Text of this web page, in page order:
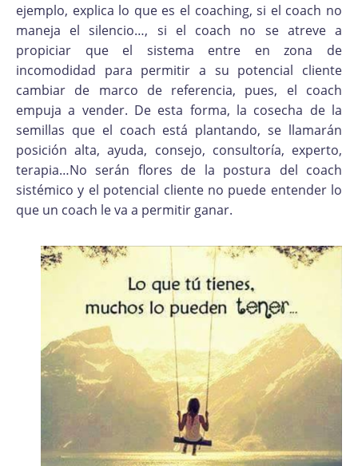
ejemplo, explica lo que es el coaching, si el coach no
maneja el silencio…, si el coach no se atreve a
propiciar que el sistema entre en zona de
incomodidad para permitir a su potencial cliente
cambiar de marco de referencia, pues, el coach
empuja a vender. De esta forma, la cosecha de la
semillas que el coach está plantando, se llamarán
posición alta, ayuda, consejo, consultoría, experto,
terapia…No serán flores de la postura del coach
sistémico y el potencial cliente no puede entender lo
que un coach le va a permitir ganar.